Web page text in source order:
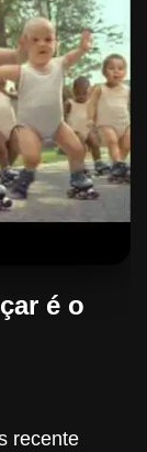
é o
recente